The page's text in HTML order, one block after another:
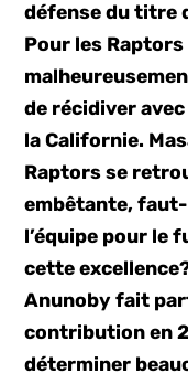
défense du titre
Pour les
de récidiver
la Californie.
Raptors se
embêtante,
l’équipe pour le
cette
Anunoby fait
contribution en
déterminer